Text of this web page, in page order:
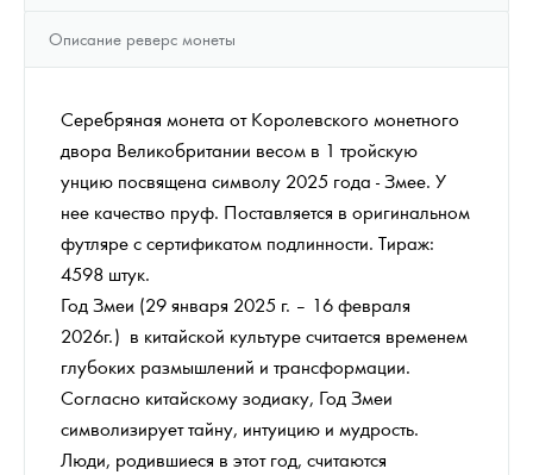
Описание реверс монеты
Серебряная монета от Королевского монетного
двора Великобритании весом в 1 тройскую
унцию посвящена символу 2025 года - Змее. У
нее качество пруф. Поставляется в оригинальном
футляре с сертификатом подлинности. Тираж:
4598 штук.
Год Змеи (29 января 2025 г. – 16 февраля
2026г.) в китайской культуре считается временем
глубоких размышлений и трансформации.
Согласно китайскому зодиаку, Год Змеи
символизирует тайну, интуицию и мудрость.
Люди, родившиеся в этот год, считаются